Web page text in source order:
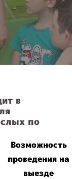
в
по
Возможность
проведения на
выезде